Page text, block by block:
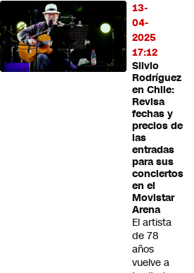
13-
04-
2025
17:12
Silvio
Rodríguez
en Chile:
Revisa
fechas y
precios de
las
entradas
para sus
conciertos
en el
Movistar
Arena
El artista
de 78
años
vuelve a